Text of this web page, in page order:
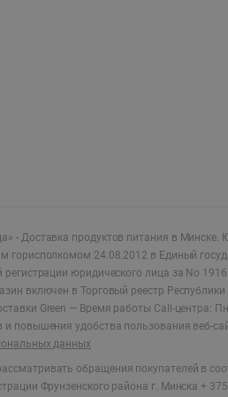
- Доставка продуктов питания в Минске.
горисполкомом 24.08.2012 в Единый
регистрации юридического лица за No
включен в Торговый реестр
Green — Время работы Call-центра:
и повышения удобства пользования веб-
данных
обращения покупателей в
Фрунзенского района г. Минска +